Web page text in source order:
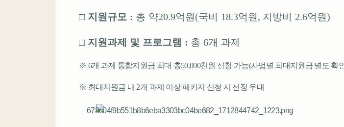
□ 지원규모 : 총 약20.9억원 (국비 18.3억원 , 지방비 2.6억원)
□ 지원과제 및 프로그램 : 총 6개 과제
※ 6개 과제 통합지원금 최대 총50,000천원 신청 가능(사업별 최대지원금 별도 확인
※ 최대지원금 내 2개 과제 이상 패키지 신청 시 선정 우대